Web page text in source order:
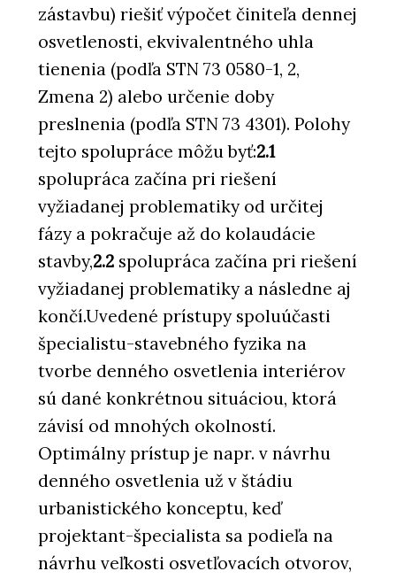
zástavbu) riešiť výpočet činiteľa dennej
osvetlenosti, ekvivalentného uhla
tienenia (podľa STN 73 0580-1, 2,
Zmena 2) alebo určenie doby
preslnenia (podľa STN 73 4301). Polohy
tejto spolupráce môžu byť:2.1
spolupráca začína pri riešení
vyžiadanej problematiky od určitej
fázy a pokračuje až do kolaudácie
stavby,2.2 spolupráca začína pri riešení
vyžiadanej problematiky a následne aj
končí.Uvedené prístupy spoluúčasti
špecialistu-stavebného fyzika na
tvorbe denného osvetlenia interiérov
sú dané konkrétnou situáciou, ktorá
závisí od mnohých okolností.
Optimálny prístup je napr. v návrhu
denného osvetlenia už v štádiu
urbanistického konceptu, keď
projektant-špecialista sa podieľa na
návrhu veľkosti osvetľovacích otvorov,